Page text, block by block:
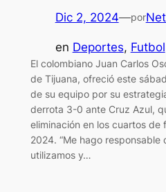
Dic 2, 2024—por
en Deportes, Futbol
El colombiano Juan Carlos
de Tijuana, ofreció este
de su equipo por su
derrota 3-0 ante Cruz Azul,
eliminación en los cuartos de
2024. “Me hago
utilizamos y…